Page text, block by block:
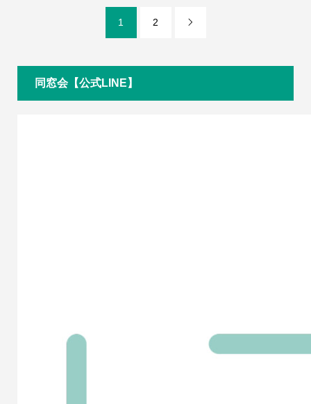
1 2 
同窓会【公式LINE】